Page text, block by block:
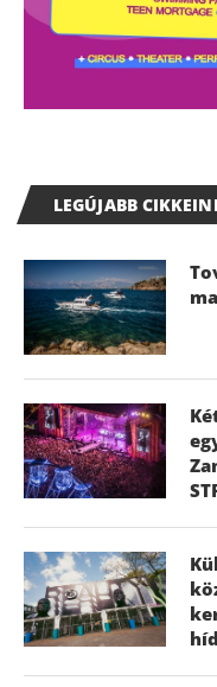
LEGÚJABB